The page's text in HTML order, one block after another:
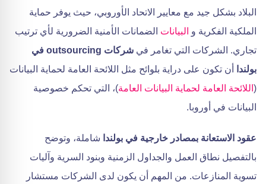
البلاد بشكل جيد مع معايير الاتحاد الأوروبي، حيث يوفر حماية
الملكية الفكرية و البيانات الضمانات الأمنية الضرورية لأي ترتيب
تجاري. الشركات التي تغامر في
شركات outsourcing في
بولندا
أن تكون على دراية بلوائح مثل اللائحة العامة لحماية البيانات
( اللائحة العامة لحماية البيانات العامة)، التي تحكم خصوصية
البيانات في أوروبا.
عقود الاستعانة بمصادر خارجية في بولندا شاملة، وتوضح
بالتفصيل نطاق العمل والجداول الزمنية وبنود السرية وآليات
تسوية المنازعات. من المهم أن يكون لدى الشركات مستشار